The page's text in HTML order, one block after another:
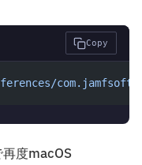
Copy
度macOS